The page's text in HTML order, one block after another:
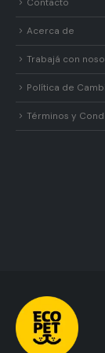
Acerca de
Trabajá con
Política de
Términos y